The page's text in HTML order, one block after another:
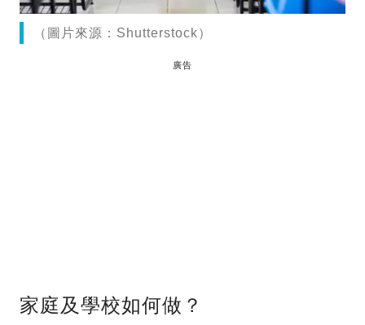
（圖片來源：Shutterstock）
廣告
家庭及學校如何做？